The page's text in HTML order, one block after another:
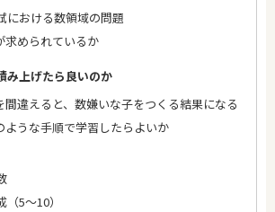
における数領域の問題
求められているか
み上げたら良いのか
間違えると、数嫌いな子をつくる結果になる
ような手順で学習したらよいか
5～10）